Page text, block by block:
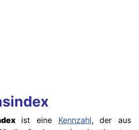
ist eine Kennzahl, der aus